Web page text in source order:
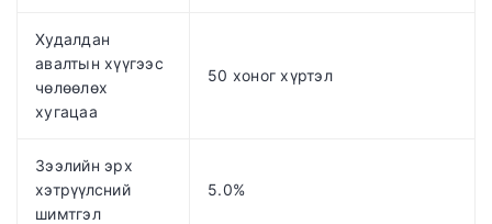
Худалдан
авалтын хүүгээс
чөлөөлөх
хугацаа
50 хоног хүртэл
Зээлийн эрх
хэтрүүлсний
шимтгэл
5.0%